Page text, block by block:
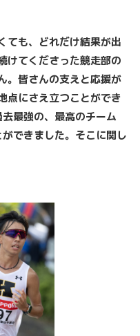
ても、どれだけ結果が出
けてくださった競走部の
。皆さんの支えと応援が
点にさえ立つことができ
最強の、最高のチーム
できました。そこに関し